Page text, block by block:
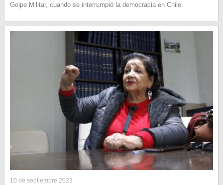
Golpe Militar, cuando se interrumpió la democracia en Chile.
10 de septiembre 2023